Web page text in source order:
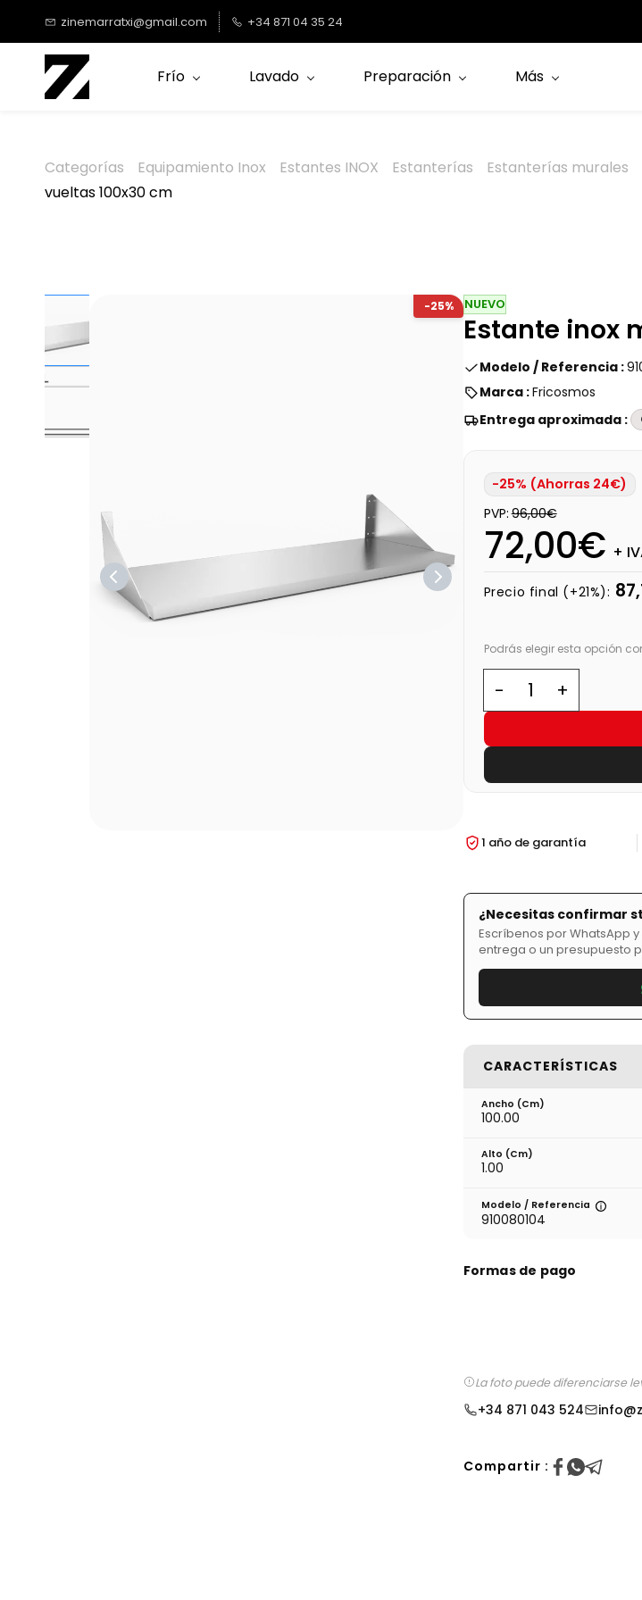
contenido
principal
zinemarratxi@gmail.com +34 871 04 35 24
Frío Lavado Preparación Más
Categorías Equipamiento Inox Estantes INOX Estanterías Estanterías murales
vueltas 100x30 cm
-25% NUEVO
Estante inox
Modelo / Referencia :
Marca :Fricosmos
Entrega aproximada :
-25% (Ahorras 24€)
PVP:96,00€
72,00€ +
Precio final (+21%):
Podrás elegir esta opción
1 año de garantía
¿Necesitas confirmar
Escríbenos por WhatsApp
entrega o un presupuesto
CARACTERÍSTICAS
Ancho (cm)
100.00
Alto (cm)
1.00
Modelo / Referencia
910080104
Formas de pago
La foto puede diferenciarse
+34 871 043 524
Compartir :